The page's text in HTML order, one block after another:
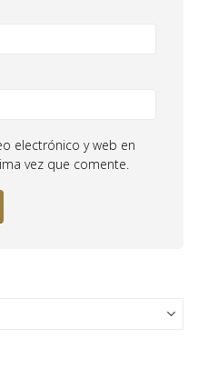
electrónico y web en
vez que comente.